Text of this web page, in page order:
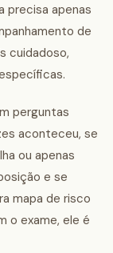
precisa apenas
de
cuidadoso,
perguntas
aconteceu, se
ou apenas
e se
mapa de risco
o exame, ele é